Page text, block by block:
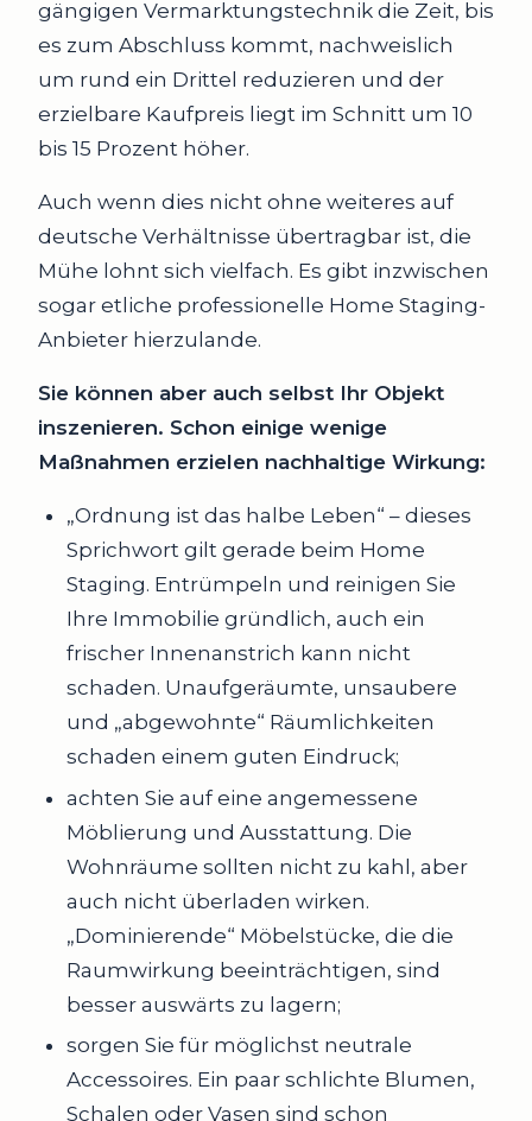
gängigen Vermarktungstechnik die Zeit, bis
es zum Abschluss kommt, nachweislich
um rund ein Drittel reduzieren und der
erzielbare Kaufpreis liegt im Schnitt um 10
bis 15 Prozent höher.
Auch wenn dies nicht ohne weiteres auf
deutsche Verhältnisse übertragbar ist, die
Mühe lohnt sich vielfach. Es gibt inzwischen
sogar etliche professionelle Home Staging-
Anbieter hierzulande.
Sie können aber auch selbst Ihr Objekt
inszenieren. Schon einige wenige
Maßnahmen erzielen nachhaltige Wirkung:
„Ordnung ist das halbe Leben“ – dieses
Sprichwort gilt gerade beim Home
Staging. Entrümpeln und reinigen Sie
Ihre Immobilie gründlich, auch ein
frischer Innenanstrich kann nicht
schaden. Unaufgeräumte, unsaubere
und „abgewohnte“ Räumlichkeiten
schaden einem guten Eindruck;
achten Sie auf eine angemessene
Möblierung und Ausstattung. Die
Wohnräume sollten nicht zu kahl, aber
auch nicht überladen wirken.
„Dominierende“ Möbelstücke, die die
Raumwirkung beeinträchtigen, sind
besser auswärts zu lagern;
sorgen Sie für möglichst neutrale
Accessoires. Ein paar schlichte Blumen,
Schalen oder Vasen sind schon